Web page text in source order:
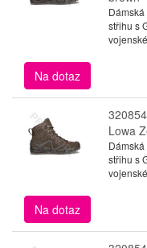
střihu s
Na dotaz
Lowa
střihu s
Na dotaz